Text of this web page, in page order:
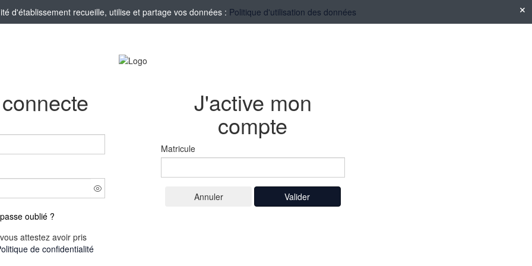
d'établissement recueille, utilise et partage vos données : Politique d'utilisation des données
oublié ?
attestez avoir pris
de confidentialité
J'active mon
compte
Matricule
Valider